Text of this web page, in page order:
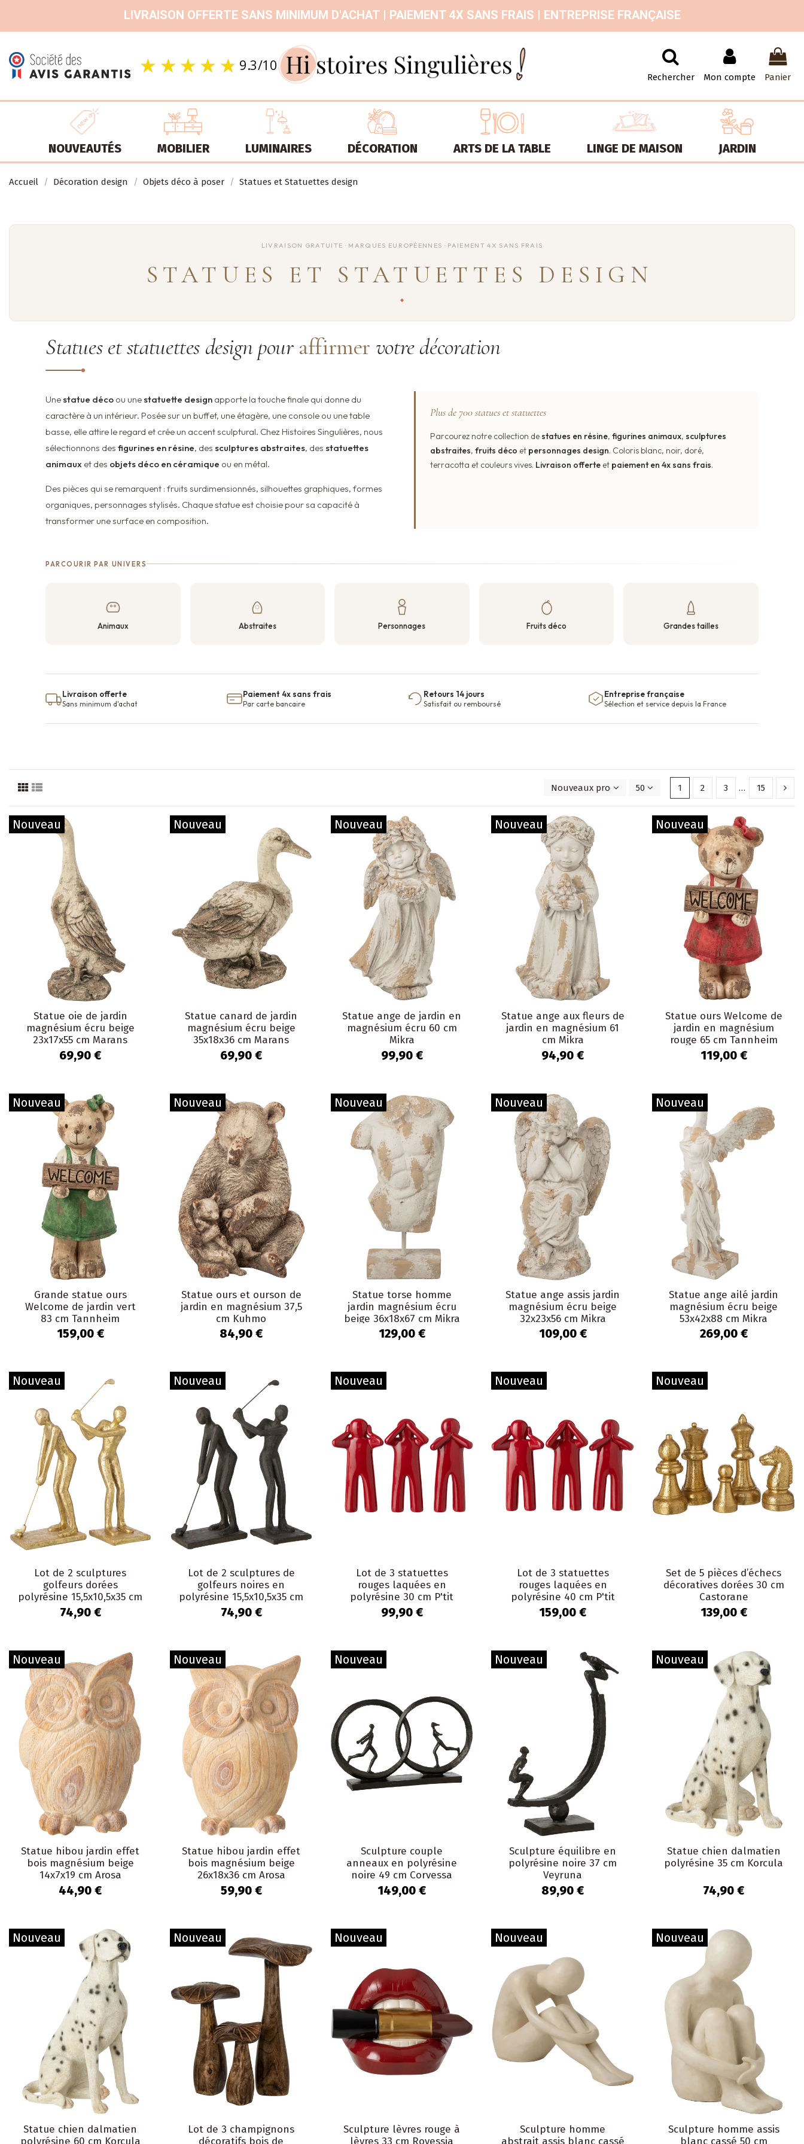
LIVRAISON OFFERTE SANS MINIMUM D'ACHAT | PAIEMENT 4X SANS FRAIS | ENTREPRISE FRANÇAISE
9.3/10 Rechercher Mon compte Panier
NOUVEAUTÉS MOBILIER LUMINAIRES DÉCORATION ARTS DE LA TABLE LINGE DE MAISON JARDIN
Accueil Décoration design Objets déco à poser Statues et Statuettes design
STATUES ET STATUETTES DESIGN
Statues et statuettes design pour affirmer votre décoration
Unestatue déco ou unestatuette design apporte la touche finale qui donne du
caractère à un intérieur. Posée sur un buffet, une étagère, une console ou une table
basse, elle attire le regard et crée un accent sculptural. Chez Histoires Singulières, nous
sélectionnons des figurines en résine, des sculptures abstraites, des statuettes
animaux et des objets déco en céramique ou en métal.
Des pièces qui se remarquent : fruits surdimensionnés, silhouettes graphiques, formes
organiques, personnages stylisés. Chaque statue est choisie pour sa capacité à
transformer une surface en composition.
Plus de 700 statues et statuettes
Parcourez notre collection destatues en résine, figurines animaux, sculptures
abstraites, fruits déco et personnages design. Coloris blanc, noir, doré,
terracotta et couleurs vives. Livraison offerte et paiement en 4x sans frais.
PARCOURIR PAR UNIVERS
Animaux Abstraites Personnages Fruits déco Grandes tailles
Livraison offerte
Sans minimum d'achat
Paiement 4x sans frais
Par carte bancaire
Retours 14 jours
Satisfait ou remboursé
Entreprise française
Sélection et service depuis la France
Nouveaux produits en premier
50 1 2 3 … 15
Nouveau
Statue oie de jardin
magnésium écru beige
23x17x55 cm Marans
69,90 €
Nouveau
Statue canard de jardin
magnésium écru beige
35x18x36 cm Marans
69,90 €
Nouveau
Statue ange de jardin en
magnésium écru 60 cm
Mikra
99,90 €
Nouveau
Statue ange aux fleurs de
jardin en magnésium 61
cm Mikra
94,90 €
Nouveau
Statue ours Welcome de
jardin en magnésium
rouge 65 cm Tannheim
119,00 €
Nouveau
Grande statue ours
Welcome de jardin vert
83 cm Tannheim
159,00 €
Nouveau
Statue ours et ourson de
jardin en magnésium 37,5
cm Kuhmo
84,90 €
Nouveau
Statue torse homme
jardin magnésium écru
beige 36x18x67 cm Mikra
129,00 €
Nouveau
Statue ange assis jardin
magnésium écru beige
32x23x56 cm Mikra
109,00 €
Nouveau
Statue ange ailé jardin
magnésium écru beige
53x42x88 cm Mikra
269,00 €
Nouveau
Lot de 2 sculptures
golfeurs dorées
polyrésine 15,5x10,5x35 cm
Dornoch
74,90 €
Nouveau
Lot de 2 sculptures de
golfeurs noires en
polyrésine 15,5x10,5x35 cm
Dornoch
74,90 €
Nouveau
Lot de 3 statuettes
rouges laquées en
polyrésine 30 cm P'tit
Maurice
99,90 €
Nouveau
Lot de 3 statuettes
rouges laquées en
polyrésine 40 cm P'tit
Maurice
159,00 €
Nouveau
Set de 5 pièces d’échecs
décoratives dorées 30 cm
Castorane
139,00 €
Nouveau
Statue hibou jardin effet
bois magnésium beige
14x7x19 cm Arosa
44,90 €
Nouveau
Statue hibou jardin effet
bois magnésium beige
26x18x36 cm Arosa
59,90 €
Nouveau
Sculpture couple
anneaux en polyrésine
noire 49 cm Corvessa
149,00 €
Nouveau
Sculpture équilibre en
polyrésine noire 37 cm
Veyruna
89,90 €
Nouveau
Statue chien dalmatien
polyrésine 35 cm Korcula
74,90 €
Nouveau
Statue chien dalmatien
Nouveau
Lot de 3 champignons
Nouveau
Sculpture lèvres rouge à
Nouveau
Sculpture homme
Nouveau
Sculpture homme assis